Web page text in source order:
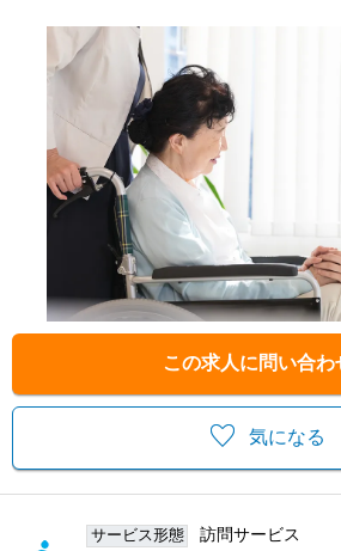
気になる
この求人に問い合わ
サービス形態 訪問サービス